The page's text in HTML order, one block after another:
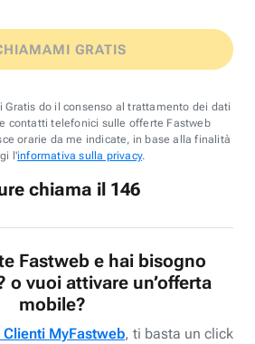
GRATIS
Gratis do il consenso al trattamento dei dati
contatti telefonici sulle offerte Fastweb
orarie da me indicate, in base alla finalità
l'informativa sulla privacy.
chiama il 146
Fastweb e hai bisogno
o vuoi attivare un’offerta
mobile?
Clienti MyFastweb, ti basta un click